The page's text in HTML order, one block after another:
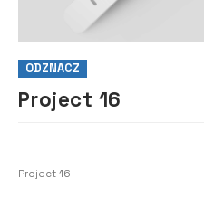
ODZNACZ
Project 16
Project 16